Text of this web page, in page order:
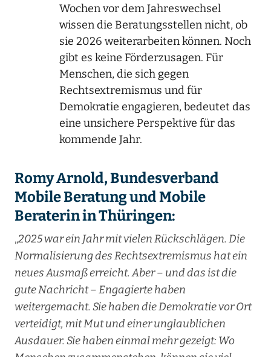
Wochen vor dem Jahreswechsel
wissen die Beratungsstellen nicht, ob
sie 2026 weiterarbeiten können. Noch
gibt es keine Förderzusagen. Für
Menschen, die sich gegen
Rechtsextremismus und für
Demokratie engagieren, bedeutet das
eine unsichere Perspektive für das
kommende Jahr.
Romy Arnold, Bundesverband
Mobile Beratung und Mobile
Beraterin in Thüringen:
„2025 war ein Jahr mit vielen Rückschlägen. Die
Normalisierung des Rechtsextremismus hat ein
neues Ausmaß erreicht. Aber – und das ist die
gute Nachricht – Engagierte haben
weitergemacht. Sie haben die Demokratie vor Ort
verteidigt, mit Mut und einer unglaublichen
Ausdauer. Sie haben einmal mehr gezeigt: Wo